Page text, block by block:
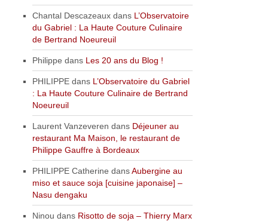
Chantal Descazeaux dans L’Observatoire
du Gabriel : La Haute Couture Culinaire
de Bertrand Noeureuil
Philippe dans Les 20 ans du Blog !
PHILIPPE dans L’Observatoire du Gabriel
: La Haute Couture Culinaire de Bertrand
Noeureuil
Laurent Vanzeveren dans Déjeuner au
restaurant Ma Maison, le restaurant de
Philippe Gauffre à Bordeaux
PHILIPPE Catherine dansAubergine au
miso et sauce soja [cuisine japonaise] –
Nasu dengaku
Ninou dans Risotto de soja – Thierry Marx